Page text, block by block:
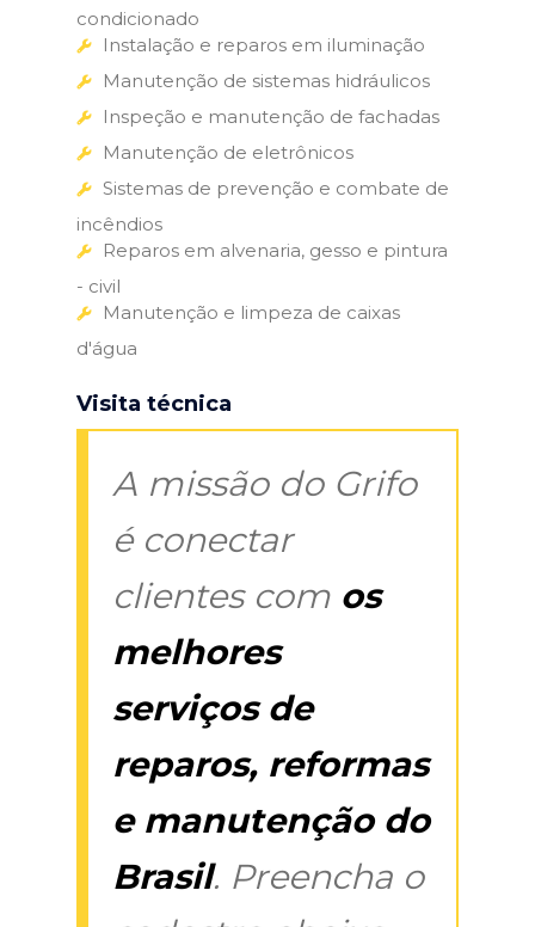
condicionado
Instalação e reparos em iluminação
Manutenção de sistemas hidráulicos
Inspeção e manutenção de fachadas
Manutenção de eletrônicos
Sistemas de prevenção e combate de
incêndios
Reparos em alvenaria, gesso e pintura
- civil
Manutenção e limpeza de caixas
d'água
Visita técnica
A missão do Grifo
é conectar
clientes com os
melhores
serviços de
reparos, reformas
e manutenção do
Brasil. Preencha o